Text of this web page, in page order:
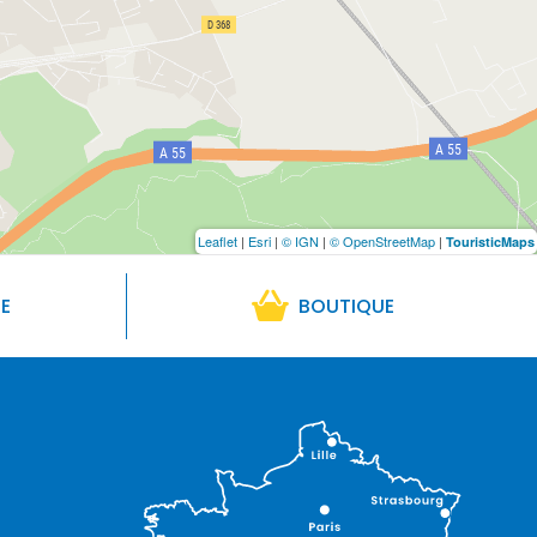
Leaflet | Esri | © IGN | © OpenStreetMap | TouristicMaps
BOUTIQUE